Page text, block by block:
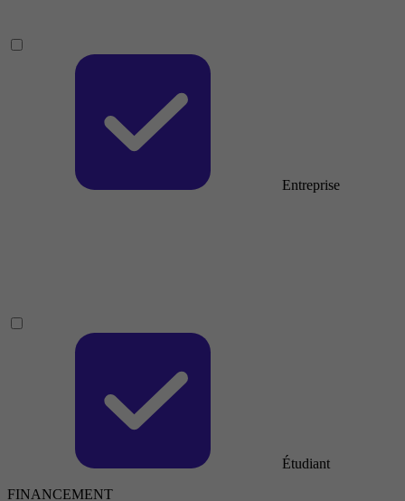
Entreprise
Étudiant
FINANCEMENT